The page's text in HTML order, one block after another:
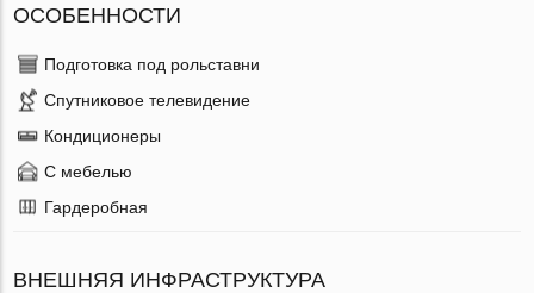
ОСОБЕННОСТИ
Подготовка под рольставни
Спутниковое телевидение
Кондиционеры
С мебелью
Гардеробная
ВНЕШНЯЯ ИНФРАСТРУКТУРА